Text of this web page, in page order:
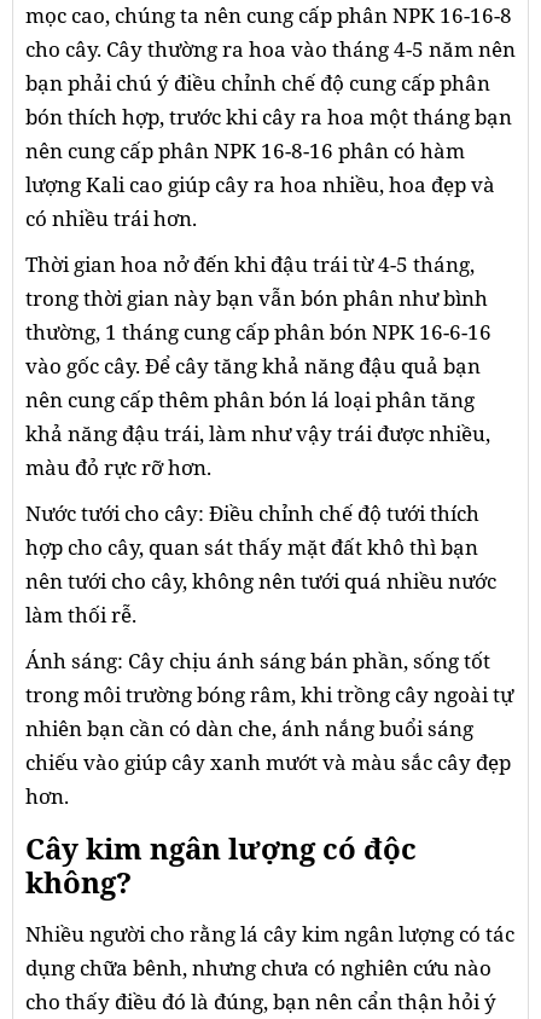
mọc cao, chúng ta nên cung cấp phân NPK 16-16-8
cho cây. Cây thường ra hoa vào tháng 4-5 năm nên
bạn phải chú ý điều chỉnh chế độ cung cấp phân
bón thích hợp, trước khi cây ra hoa một tháng bạn
nên cung cấp phân NPK 16-8-16 phân có hàm
lượng Kali cao giúp cây ra hoa nhiều, hoa đẹp và
có nhiều trái hơn.
Thời gian hoa nở đến khi đậu trái từ 4-5 tháng,
trong thời gian này bạn vẫn bón phân như bình
thường, 1 tháng cung cấp phân bón NPK 16-6-16
vào gốc cây. Để cây tăng khả năng đậu quả bạn
nên cung cấp thêm phân bón lá loại phân tăng
khả năng đậu trái, làm như vậy trái được nhiều,
màu đỏ rực rỡ hơn.
Nước tưới cho cây: Điều chỉnh chế độ tưới thích
hợp cho cây, quan sát thấy mặt đất khô thì bạn
nên tưới cho cây, không nên tưới quá nhiều nước
làm thối rễ.
Ánh sáng: Cây chịu ánh sáng bán phần, sống tốt
trong môi trường bóng râm, khi trồng cây ngoài tự
nhiên bạn cần có dàn che, ánh nắng buổi sáng
chiếu vào giúp cây xanh mướt và màu sắc cây đẹp
hơn.
Cây kim ngân lượng có độc
không?
Nhiều người cho rằng lá cây kim ngân lượng có tác
dụng chữa bênh, nhưng chưa có nghiên cứu nào
cho thấy điều đó là đúng, bạn nên cẩn thận hỏi ý